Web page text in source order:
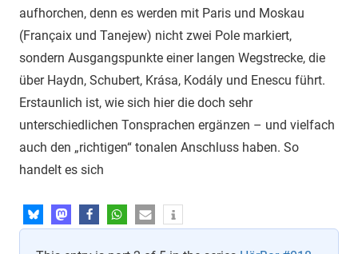
aufhorchen, denn es werden mit Paris und Moskau
(Françaix und Tanejew) nicht zwei Pole markiert,
sondern Ausgangspunkte einer langen Wegstrecke, die
über Haydn, Schubert, Krása, Kodály und Enescu führt.
Erstaunlich ist, wie sich hier die doch sehr
unterschiedlichen Tonsprachen ergänzen – und vielfach
auch den „richtigen“ tonalen Anschluss haben. So
handelt es sich